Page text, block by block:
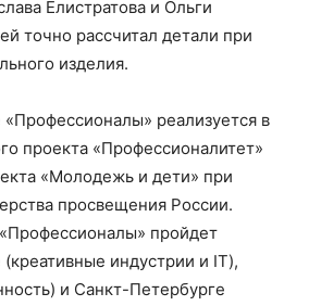
Елистратова и Ольги
точно рассчитал детали при
изделия.
реализуется в
проекта «Профессионалитет»
«Молодежь и дети» при
просвещения России.
пройдет
индустрии и IT),
и Санкт-Петербурге